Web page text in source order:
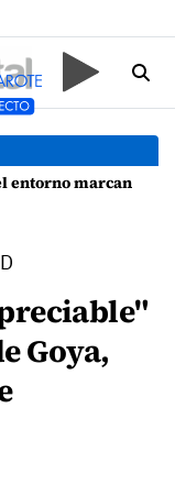
Fiestas de La Caleta de Famara
Goya,